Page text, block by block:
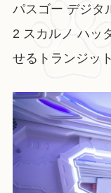
パスゴー デジタ
2 スカルノ ハッ
せるトランジッ